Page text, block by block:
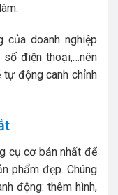
của doanh nghiệp
số điện thoại,…nên
tự động canh chỉnh
cụ cơ bản nhất để
phẩm đẹp. Chúng
động: thêm hình,